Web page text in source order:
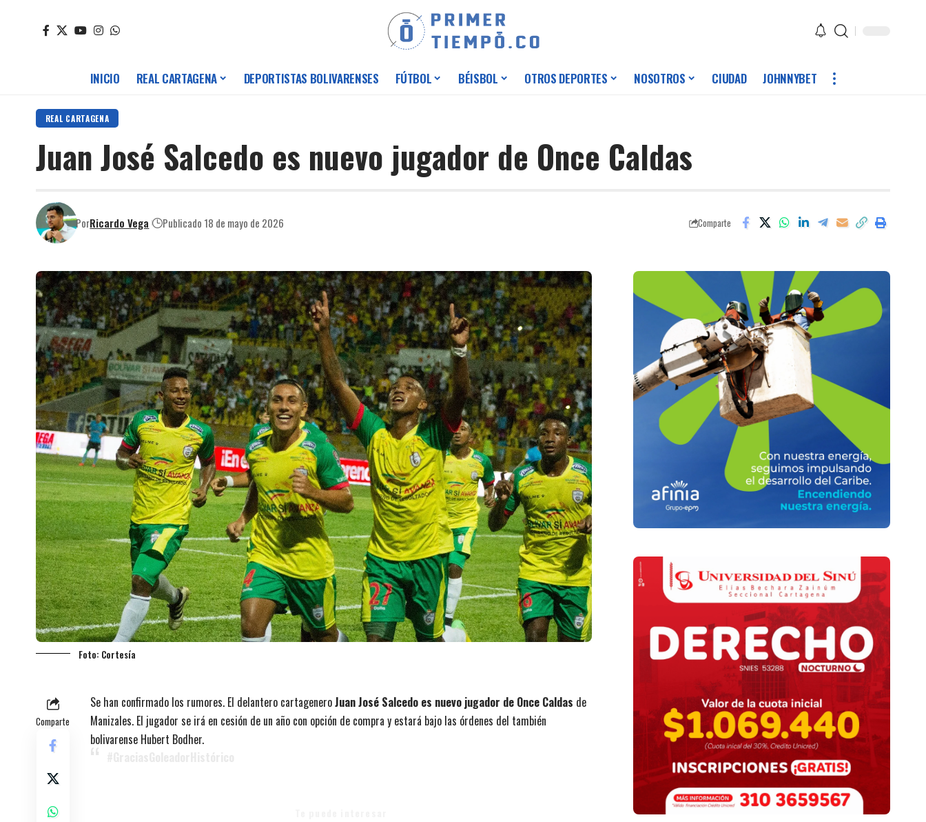
INICIO REAL CARTAGENA DEPORTISTAS BOLIVARENSES FÚTBOL BÉISBOL OTROS DEPORTES NOSOTROS CIUDAD JOHNNYBET
REAL CARTAGENA
Juan José Salcedo es nuevo jugador de Once Caldas
PorRicardo Vega Publicado 18 de mayo de 2026 Comparte
Foto: Cortesía
Comparte
Se han confirmado los rumores. El delantero cartageneroJuan José Salcedo es nuevo jugador de Once Caldas de
Manizales. El jugador se irá en cesión de un año con opción de compra y estará bajo las órdenes del también
bolivarense Hubert Bodher.